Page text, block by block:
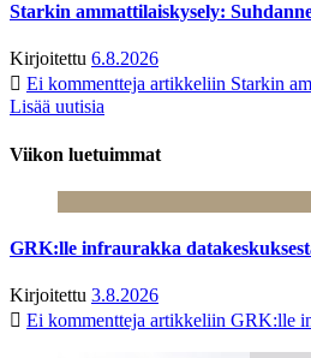
Starkin ammattilaiskysely:
Kirjoitettu 6.8.2026
Ei kommentteja artikkeliin Starkin
Lisää uutisia
Viikon luetuimmat
GRK:lle infraurakka
Kirjoitettu 3.8.2026
Ei kommentteja artikkeliin GRK:lle